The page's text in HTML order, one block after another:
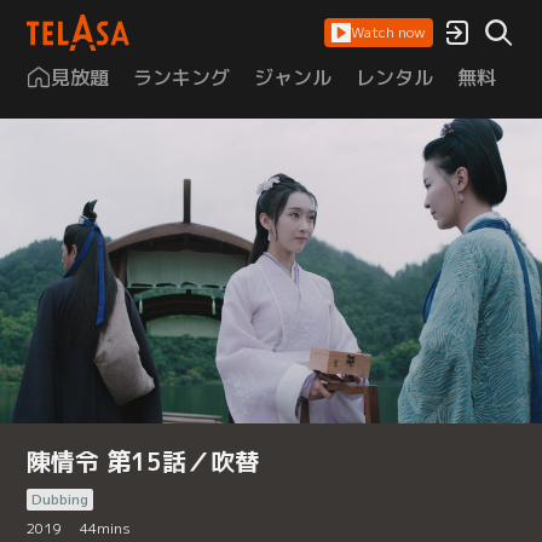
Watch now
見放題 ランキング ジャンル レンタル 無料
陳情令 第15話／吹替
Dubbing
2019
44mins